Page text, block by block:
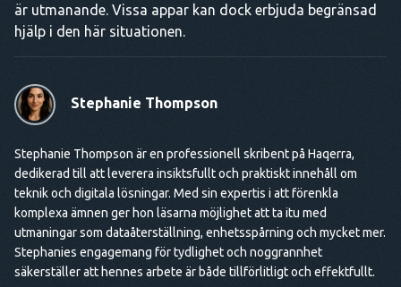
är utmanande. Vissa appar kan dock erbjuda begränsad
hjälp i den här situationen.
Stephanie Thompson
Stephanie Thompson är en professionell skribent på Haqerra,
dedikerad till att leverera insiktsfullt och praktiskt innehåll om
teknik och digitala lösningar. Med sin expertis i att förenkla
komplexa ämnen ger hon läsarna möjlighet att ta itu med
utmaningar som dataåterställning, enhetsspårning och mycket mer.
Stephanies engagemang för tydlighet och noggrannhet
säkerställer att hennes arbete är både tillförlitligt och effektfullt.